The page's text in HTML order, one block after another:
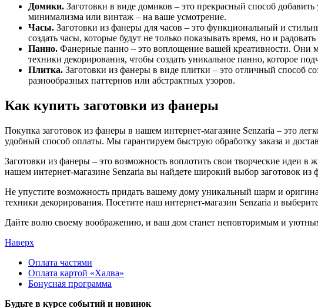
Домики. Заготовки в виде домиков – это прекрасный способ
минимализма или винтаж – на ваше усмотрение.
Часы. Заготовки из фанеры для часов – это функциональный и
создать часы, которые будут не только показывать время, но и радовать
Панно. Фанерные панно – это воплощение вашей креативности. Они
техники декорирования, чтобы создать уникальное панно, которое
Плитка. Заготовки из фанеры в виде плитки – это отличный способ
разнообразных паттернов или абстрактных узоров.
Как купить заготовки из фанеры
Покупка заготовок из фанеры в нашем интернет-магазине Senzaria – это
удобный способ оплаты. Мы гарантируем быструю обработку заказа и
Заготовки из фанеры – это возможность воплотить свои творческие идеи
нашем интернет-магазине Senzaria вы найдете широкий выбор заготовок
Не упустите возможность придать вашему дому уникальный шарм и
техники декорирования. Посетите наш интернет-магазин Senzaria и
Дайте волю своему воображению, и ваш дом станет неповторимым и
Наверх
Оплата частями
Оплата картой «Халва»
Бонусная программа
Будьте в курсе событий и новинок